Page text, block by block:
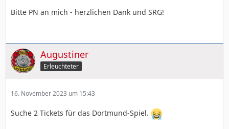
Bitte PN an mich - herzlichen Dank und SRG!
Augustiner
Erleuchteter
16. November 2023 um 15:43
Suche 2 Tickets für das Dortmund-Spiel.